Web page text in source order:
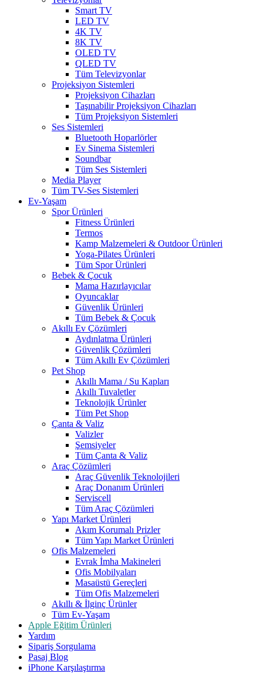
Smart TV
LED TV
4K TV
8K TV
OLED TV
QLED TV
Tüm Televizyonlar
Projeksiyon Sistemleri
Projeksiyon Cihazları
Taşınabilir Projeksiyon Cihazları
Tüm Projeksiyon Sistemleri
Ses Sistemleri
Bluetooth Hoparlörler
Ev Sinema Sistemleri
Soundbar
Tüm Ses Sistemleri
Media Player
Tüm TV-Ses Sistemleri
Ev-Yaşam
Spor Ürünleri
Fitness Ürünleri
Termos
Kamp Malzemeleri & Outdoor Ürünleri
Yoga-Pilates Ürünleri
Tüm Spor Ürünleri
Bebek & Çocuk
Mama Hazırlayıcılar
Oyuncaklar
Güvenlik Ürünleri
Tüm Bebek & Çocuk
Akıllı Ev Çözümleri
Aydınlatma Ürünleri
Güvenlik Çözümleri
Tüm Akıllı Ev Çözümleri
Pet Shop
Akıllı Mama / Su Kapları
Akıllı Tuvaletler
Teknolojik Ürünler
Tüm Pet Shop
Çanta & Valiz
Valizler
Şemsiyeler
Tüm Çanta & Valiz
Araç Çözümleri
Araç Güvenlik Teknolojileri
Araç Donanım Ürünleri
Serviscell
Tüm Araç Çözümleri
Yapı Market Ürünleri
Akım Korumalı Prizler
Tüm Yapı Market Ürünleri
Ofis Malzemeleri
Evrak İmha Makineleri
Ofis Mobilyaları
Masaüstü Gereçleri
Tüm Ofis Malzemeleri
Akıllı & İlginç Ürünler
Tüm Ev-Yaşam
Apple Eğitim Ürünleri
Yardım
Sipariş Sorgulama
Pasaj Blog
iPhone Karşılaştırma